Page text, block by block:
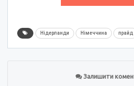
Нідерланди Німеччина прайд
Залишити